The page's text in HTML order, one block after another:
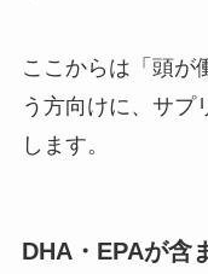
ここからは「頭が
う方向けに、サプ
します。
DHA・EPAが含